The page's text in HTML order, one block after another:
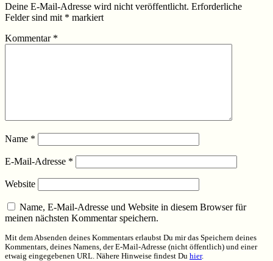
Deine E-Mail-Adresse wird nicht veröffentlicht. Erforderliche
Felder sind mit * markiert
Kommentar *
Name *
E-Mail-Adresse *
Website
Name, E-Mail-Adresse und Website in diesem Browser für
meinen nächsten Kommentar speichern.
Mit dem Absenden deines Kommentars erlaubst Du mir das Speichern deines
Kommentars, deines Namens, der E-Mail-Adresse (nicht öffentlich) und einer
etwaig eingegebenen URL. Nähere Hinweise findest Du hier.